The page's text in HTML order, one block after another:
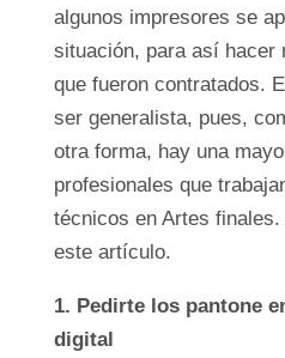
algunos impresores se
situación, para así hacer
que fueron contratados.
ser generalista, pues,
otra forma, hay una
profesionales que
técnicos en Artes
este artículo.
1. Pedirte los pantone
digital